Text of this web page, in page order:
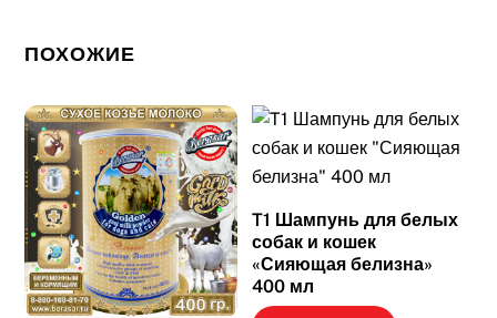
ПОХОЖИЕ
T1 Шампунь для белых
собак и кошек
«Сияющая белизна»
400 мл